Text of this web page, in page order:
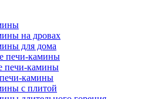
на дровах
для дома
печи-камины
печи-камины
камины
с плитой